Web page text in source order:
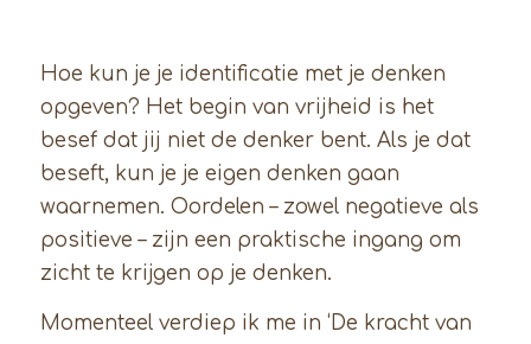
Hoe kun je je identificatie met je denken
opgeven? Het begin van vrijheid is het
besef dat jij niet de denker bent. Als je dat
beseft, kun je je eigen denken gaan
waarnemen. Oordelen – zowel negatieve als
positieve – zijn een praktische ingang om
zicht te krijgen op je denken.
Momenteel verdiep ik me in ‘De kracht van